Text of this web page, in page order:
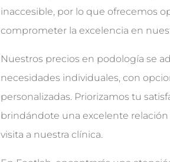
inaccesible, por lo que ofrecemos
comprometer la excelencia en
Nuestros precios en podología se
necesidades individuales, con
personalizadas. Priorizamos tu
brindándote una excelente
visita a nuestra clínica.